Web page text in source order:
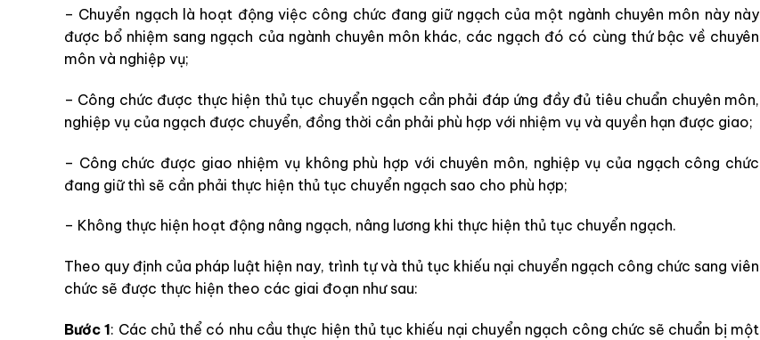
– Chuyển ngạch là hoạt động việc công chức đang giữ ngạch của một ngành chuyên môn này này
được bổ nhiệm sang ngạch của ngành chuyên môn khác, các ngạch đó có cùng thứ bậc về chuyên
môn và nghiệp vụ;
– Công chức được thực hiện thủ tục chuyển ngạch cần phải đáp ứng đầy đủ tiêu chuẩn chuyên môn,
nghiệp vụ của ngạch được chuyển, đồng thời cần phải phù hợp với nhiệm vụ và quyền hạn được giao;
– Công chức được giao nhiệm vụ không phù hợp với chuyên môn, nghiệp vụ của ngạch công chức
đang giữ thì sẽ cần phải thực hiện thủ tục chuyển ngạch sao cho phù hợp;
– Không thực hiện hoạt động nâng ngạch, nâng lương khi thực hiện thủ tục chuyển ngạch.
Theo quy định của pháp luật hiện nay, trình tự và thủ tục khiếu nại chuyển ngạch công chức sang viên
chức sẽ được thực hiện theo các giai đoạn như sau:
Bước 1: Các chủ thể có nhu cầu thực hiện thủ tục khiếu nại chuyển ngạch công chức sẽ chuẩn bị một